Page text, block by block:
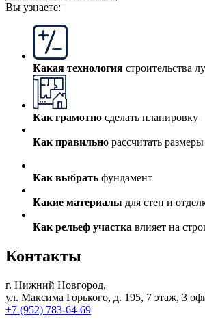
Вы узнаете:
Какая технология строительства
Как грамотно сделать планировку
Как правильно рассчитать размеры
Как выбрать фундамент
Какие материалы для стен и
Как рельеф участка влияет на
Контакты
г. Нижний Новгород,
ул. Максима Горького, д. 195, 7 этаж, 3
+7 (952) 783-64-69